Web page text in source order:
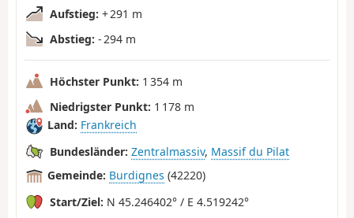
Aufstieg: + 291 m
Abstieg: - 294 m
Höchster Punkt: 1 354 m
Niedrigster Punkt: 1 178 m
Land: Frankreich
Bundesländer: Zentralmassiv, Massif du Pilat
Gemeinde: Burdignes (42220)
Start/Ziel: N 45.246402° / E 4.519242°